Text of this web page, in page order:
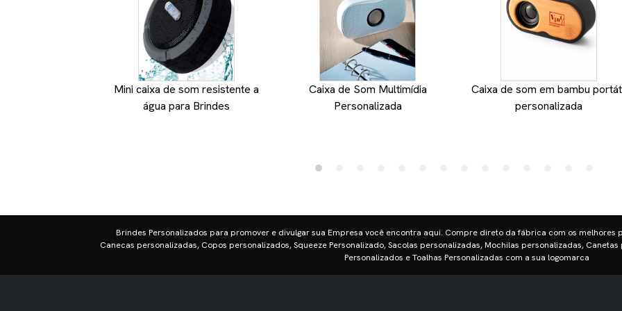
Mini caixa de som resistente a
água para Brindes
Caixa de Som Multimídia
Personalizada
Caixa de som em bambu
personalizada
Brindes Personalizados para promover e divulgar sua Empresa você encontra aqui. Compre direto da fábrica com os
Canecas personalizadas, Copos personalizados, Squeeze Personalizado, Sacolas personalizadas, Mochilas personalizadas,
Personalizados e Toalhas Personalizadas com a sua logomarca